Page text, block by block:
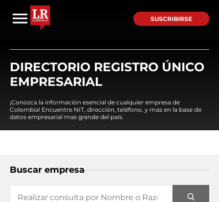
SUSCRIBIRSE
DIRECTORIO REGISTRO ÚNICO
EMPRESARIAL
¡Conozca la información esencial de cualquier empresa de
Colombia! Encuentre NIT, dirección, teléfono, y mas en la base de
datos empresarial mas grande del país.
Buscar empresa